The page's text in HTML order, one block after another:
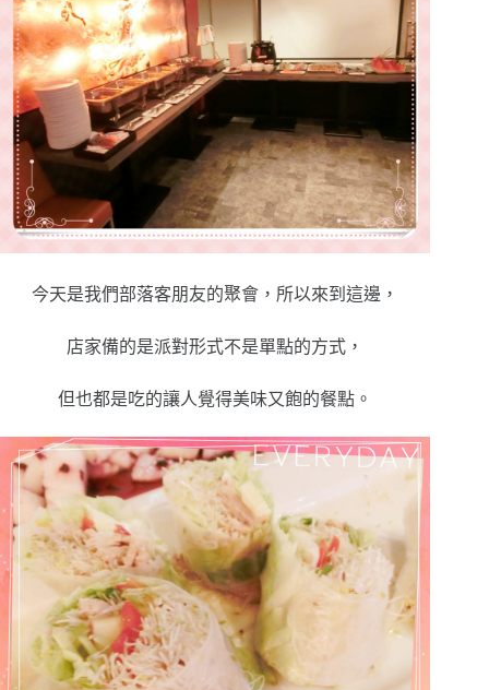
今天是我們部落客朋友的聚會，所以來到這邊，
店家備的是派對形式不是單點的方式，
但也都是吃的讓人覺得美味又飽的餐點。